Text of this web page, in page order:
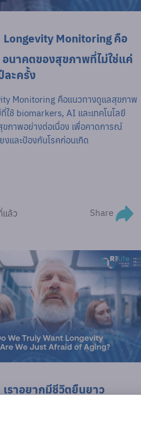
Longevity Monitoring คือ
อนาคตของสุขภาพที่ไม่ใช่แค่
ละครั้ง
Monitoring คือแนวทางดูแลสุขภาพ
ใช้ biomarkers, AI และเทคโนโลยี
ภาพอย่างต่อเนื่อง เพื่อคาดการณ์
งและป้องกันโรคก่อนเกิด
แล้ว Share
เราอยากมีชีวิตยืนยาว